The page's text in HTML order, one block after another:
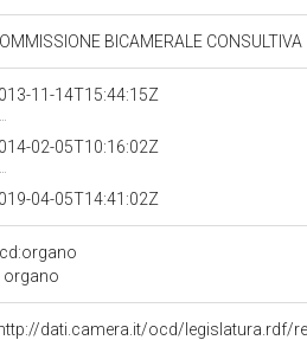
BICAMERALE CONSULTIVA
11-14T15:44:15Z
02-05T10:16:02Z
04-05T14:41:02Z
organo
dati.camera.it/ocd/legislatura.rdf/